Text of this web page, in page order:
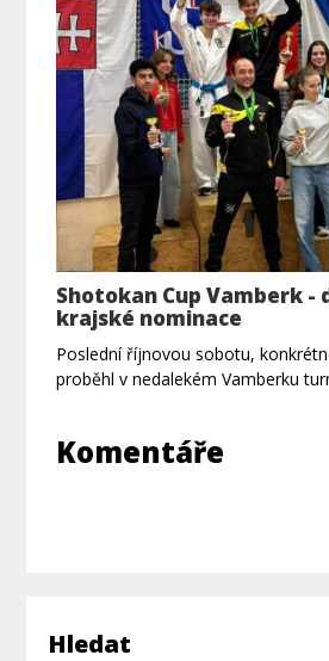
Shotokan Cup Vamberk -
krajské nominace
Poslední říjnovou sobotu,
proběhl v nedalekém Vamberku
Komentáře
Hledat